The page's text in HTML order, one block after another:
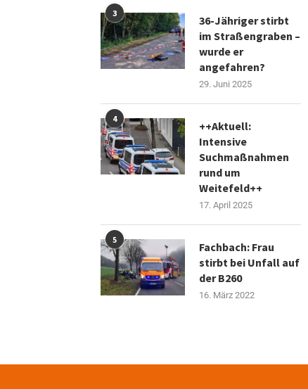
3
36-Jähriger stirbt
im Straßengraben –
wurde er
angefahren?
29. Juni 2025
4
++Aktuell:
Intensive
Suchmaßnahmen
rund um
Weitefeld++
17. April 2025
5
Fachbach: Frau
stirbt bei Unfall auf
der B260
16. März 2022